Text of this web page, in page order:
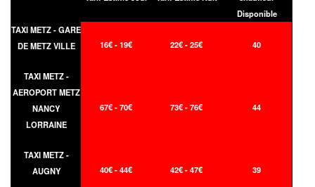
Disponible
TAXI METZ - GARE
DE METZ VILLE
16€ - 19€ 22€ - 25€ 40
TAXI METZ -
AEROPORT METZ
NANCY
LORRAINE
67€ - 70€ 73€ - 76€ 44
TAXI METZ -
AUGNY
40€ - 44€ 42€ - 47€ 39